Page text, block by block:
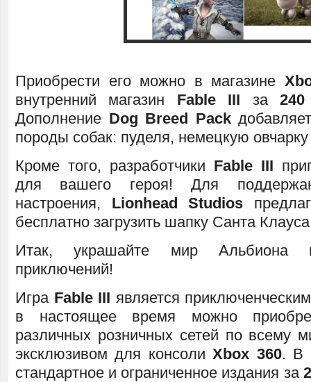
Приобрести его можно в магазине
внутренний магазин Fable III за
Дополнение Dog Breed Pack
породы собак: пуделя, немецкую
Кроме того, разработчики Fable III
для вашего героя! Для
настроения, Lionhead Studios
бесплатно загрузить шапку Санта
Итак, украшайте мир
приключений!
Игра Fable III является
в настоящее время можно
различных розничных сетей по всему
эксклюзивом для консолиXbox 360. В
стандартное и ограниченное издания за